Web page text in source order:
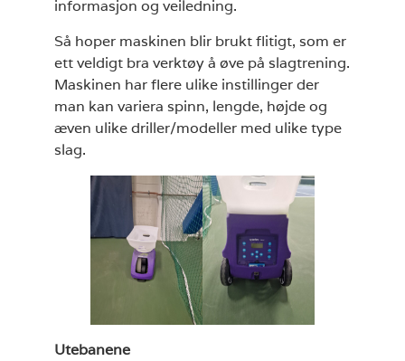
informasjon og veiledning.
Så hoper maskinen blir brukt flitigt, som er
ett veldigt bra verktøy å øve på slagtrening.
Maskinen har flere ulike instillinger der
man kan variera spinn, lengde, højde og
æven ulike driller/modeller med ulike type
slag.
Utebanene